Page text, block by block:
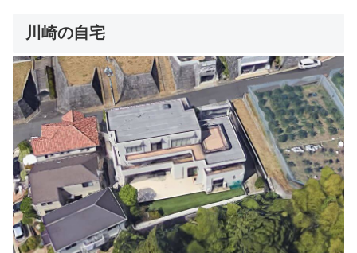
川崎の自宅